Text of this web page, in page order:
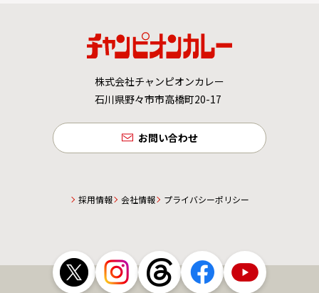
株式会社チャンピオンカレー
石川県野々市市高橋町20-17
お問い合わせ
採用情報 会社情報 プライバシーポリシー